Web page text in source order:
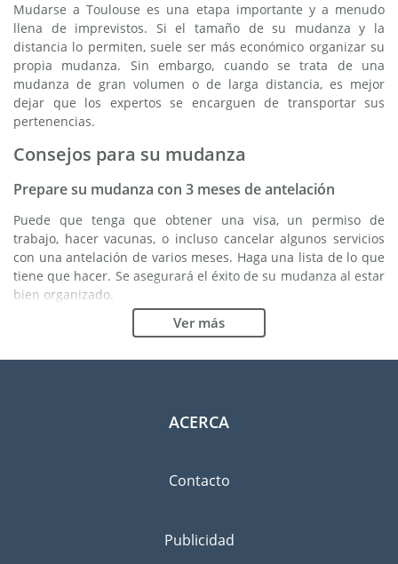
Mudarse a Toulouse es una etapa importante y a menudo
llena de imprevistos. Si el tamaño de su mudanza y la
distancia lo permiten, suele ser más económico organizar su
propia mudanza. Sin embargo, cuando se trata de una
mudanza de gran volumen o de larga distancia, es mejor
dejar que los expertos se encarguen de transportar sus
pertenencias.
Consejos para su mudanza
Prepare su mudanza con 3 meses de antelación
Puede que tenga que obtener una visa, un permiso de
trabajo, hacer vacunas, o incluso cancelar algunos servicios
con una antelación de varios meses. Haga una lista de lo que
tiene que hacer. Se asegurará el éxito de su mudanza al estar
bien organizado.
Elija la buena empresa de mudanzas
Los servicios de una buena empresa de mudanzas son
mudanzas en las cuales usted puede confiar. Los
Ver más
ACERCA
Contacto
Publicidad